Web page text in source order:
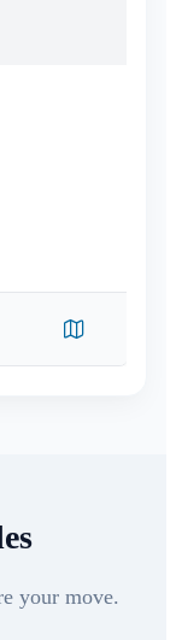
your move.